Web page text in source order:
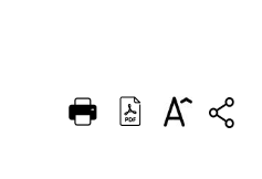
DEUTSCH